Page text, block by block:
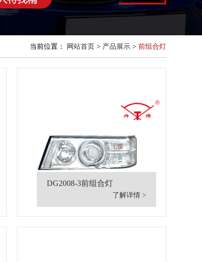
当前位置： 网站首页 > 产品展示 > 前组合灯
DG2008-3前组合灯
了解详情 >